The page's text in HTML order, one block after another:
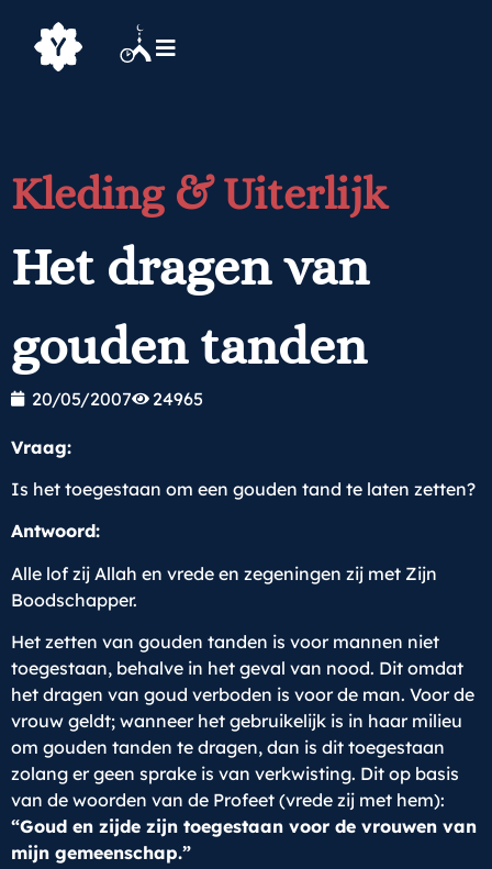
Kleding & Uiterlijk
Het dragen van
gouden tanden
20/05/2007 24965
Vraag:
Is het toegestaan om een gouden tand te laten zetten?
Antwoord:
Alle lof zij Allah en vrede en zegeningen zij met Zijn
Boodschapper.
Het zetten van gouden tanden is voor mannen niet
toegestaan, behalve in het geval van nood. Dit omdat
het dragen van goud verboden is voor de man. Voor de
vrouw geldt; wanneer het gebruikelijk is in haar milieu
om gouden tanden te dragen, dan is dit toegestaan
zolang er geen sprake is van verkwisting. Dit op basis
van de woorden van de Profeet (vrede zij met hem):
“Goud en zijde zijn toegestaan voor de vrouwen van
mijn gemeenschap.”